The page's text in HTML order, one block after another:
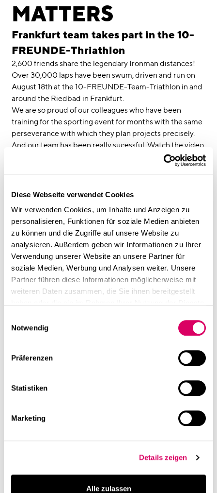
Diese Webseite verwendet Cookies
Wir verwenden Cookies, um Inhalte und Anzeigen zu
personalisieren, Funktionen für soziale Medien anbieten
zu können und die Zugriffe auf unsere Website zu
analysieren. Außerdem geben wir Informationen zu Ihrer
Verwendung unserer Website an unsere Partner für
soziale Medien, Werbung und Analysen weiter. Unsere
Partner führen diese Informationen möglicherweise mit
weiteren Daten zusammen, die Sie ihnen bereitgestellt
Notwendig
Präferenzen
Statistiken
Marketing
Details zeigen
Alle zulassen
linkedininstagram
English
Imprint
Data Privacy
MATTERS
Frankfurt team takes part in the 10-
FREUNDE-Thriathlon
2,600 friends share the legendary Ironman distances!
Over 30,000 laps have been swum, driven and run on
August 18th at the 10-FREUNDE-Team-Triathlon in and
around the Riedbad in Frankfurt.
We are so proud of our colleagues who have been
training for the sporting event for months with the same
perseverance with which they plan projects precisely.
And our team has been really sucessful. Watch the video